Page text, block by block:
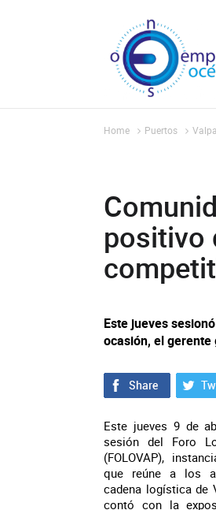
Home Puertos
positivo
Este jueves
ocasión, el
Este jueves 9 de
sesión del Foro
(FOLOVAP),
que reúne a los
cadena logística de
contó con la